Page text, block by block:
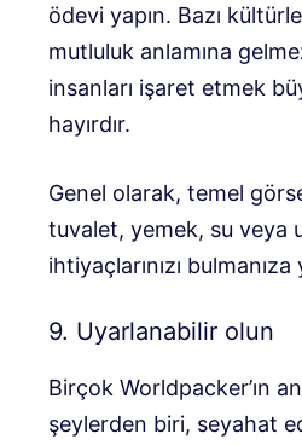
ödevi yapın. Bazı
mutluluk anlamına
insanları işaret etmek
hayırdır.
Genel olarak, temel
tuvalet, yemek, su veya
ihtiyaçlarınızı bulmanıza
9. Uyarlanabilir olun
Birçok Worldpacker’ın
şeylerden biri, seyahat